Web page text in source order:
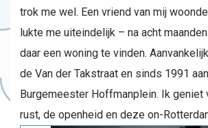
trok me wel. Een vriend van mij
lukte me uiteindelijk – na acht
daar een woning te vinden.
de Van der Takstraat en sinds 1991
Burgemeester Hoffmanplein. Ik geniet
rust, de openheid en deze on-